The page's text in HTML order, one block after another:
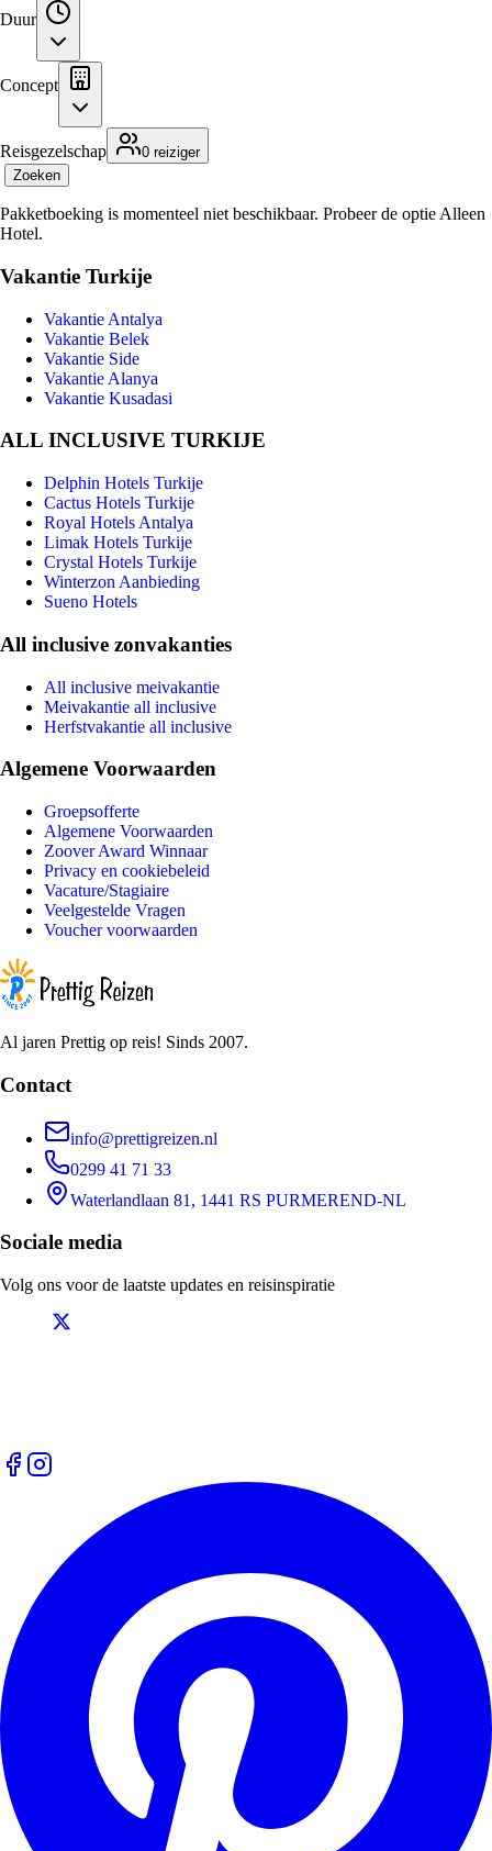
Duur
Concept
Reisgezelschap
0 reiziger
Zoeken
Pakketboeking is momenteel niet beschikbaar. Probeer de optie Alleen
Hotel.
Vakantie Turkije
Vakantie Antalya
Vakantie Belek
Vakantie Side
Vakantie Alanya
Vakantie Kusadasi
ALL INCLUSIVE TURKIJE
Delphin Hotels Turkije
Cactus Hotels Turkije
Royal Hotels Antalya
Limak Hotels Turkije
Crystal Hotels Turkije
Winterzon Aanbieding
Sueno Hotels
All inclusive zonvakanties
All inclusive meivakantie
Meivakantie all inclusive
Herfstvakantie all inclusive
Algemene Voorwaarden
Groepsofferte
Algemene Voorwaarden
Zoover Award Winnaar
Privacy en cookiebeleid
Vacature/Stagiaire
Veelgestelde Vragen
Voucher voorwaarden
Al jaren Prettig op reis! Sinds 2007.
Contact
info@prettigreizen.nl
0299 41 71 33
Waterlandlaan 81, 1441 RS PURMEREND-NL
Sociale media
Volg ons voor de laatste updates en reisinspiratie